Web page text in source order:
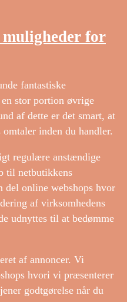
for
fantastiske
stor portion øvrige
af dette er det smart, at
inden du handler.
regulære anstændige
til netbutikkens
del online webshops hvor
af virksomhedens
udnyttes til at bedømme
af annoncer. Vi
hvori vi præsenterer
godtgørelse når du